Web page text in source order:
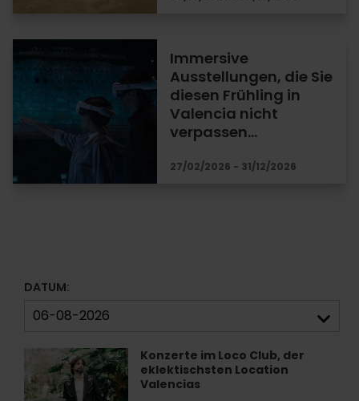
Immersive
Ausstellungen, die Sie
diesen Frühling in
Valencia nicht
verpassen…
27/02/2026 - 31/12/2026
DATUM:
Konzerte im Loco Club, der
eklektischsten Location
Valencias
Konzerte
Loco